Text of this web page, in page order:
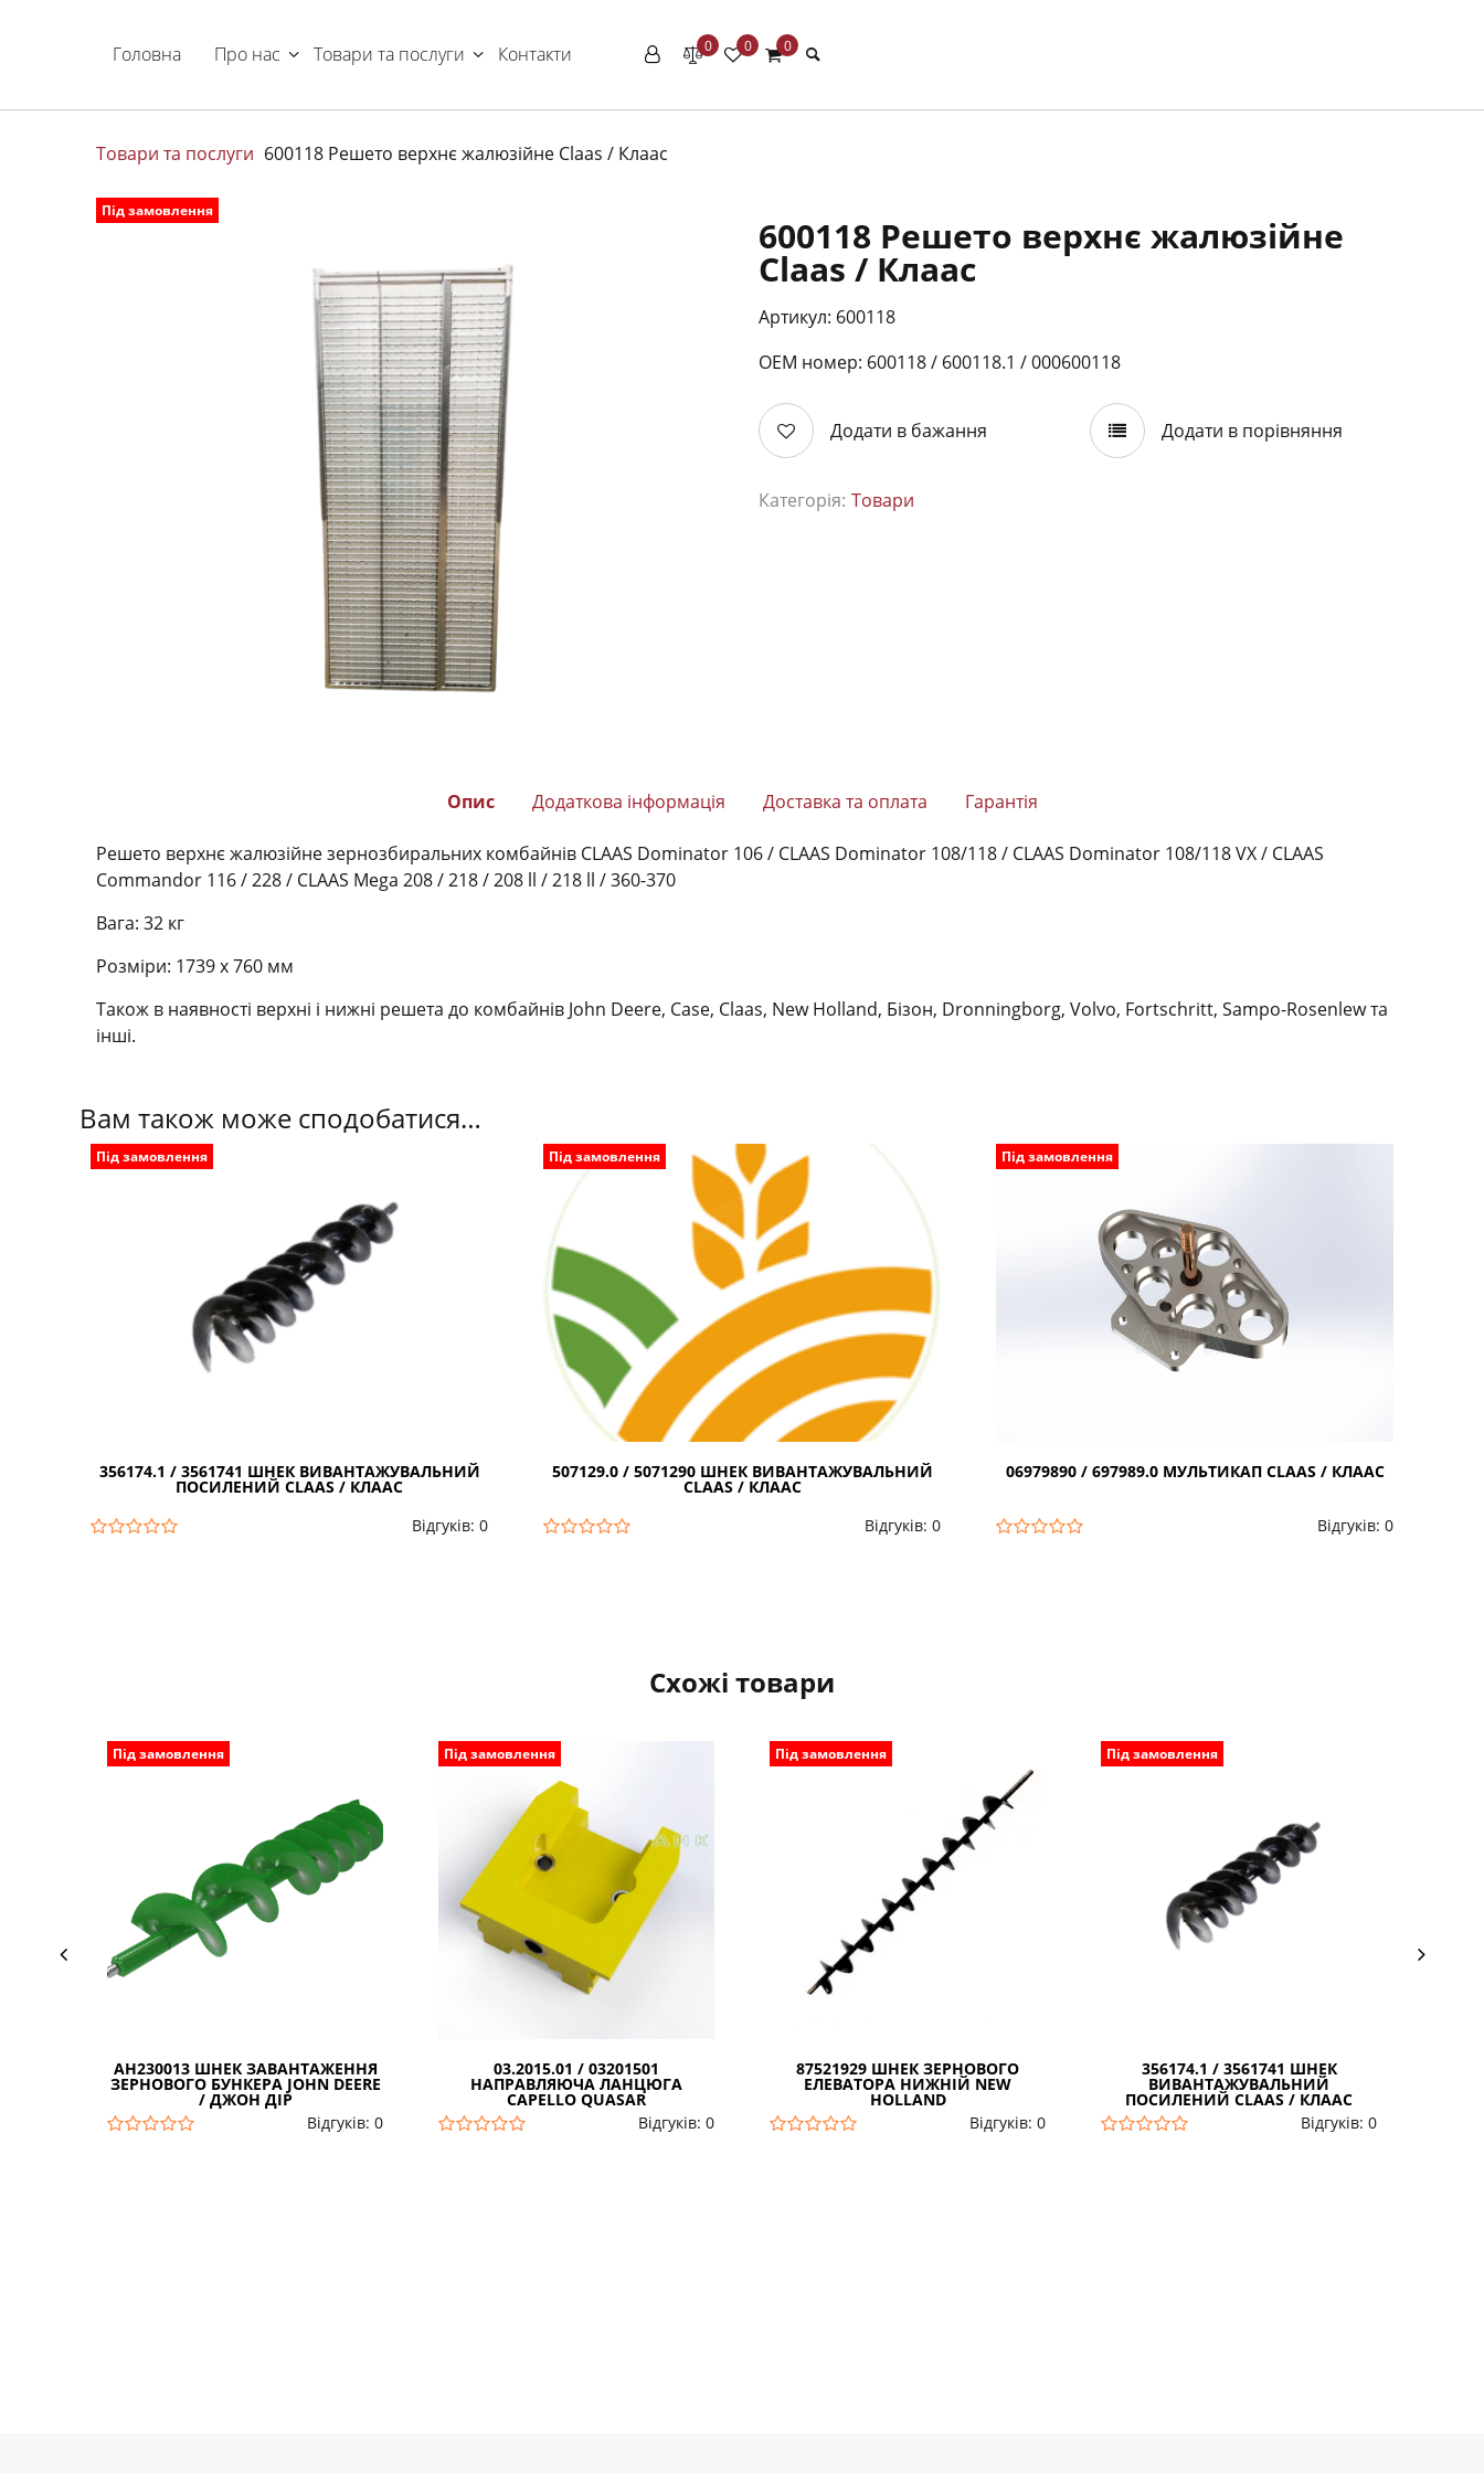
Головна Про нас Товари та послуги Контакти 0 0 0
Товари та послуги 600118 Решето верхнє жалюзійне Claas / Клаас
Під замовлення
600118 Решето верхнє жалюзійне
Claas / Клаас
Артикул: 600118
ОЕМ номер: 600118 / 600118.1 / 000600118
Додати в бажання Додати в порівняння
Категорія: Товари
Опис Додаткова інформація Доставка та оплата Гарантія
Решето верхнє жалюзійне зернозбиральних комбайнів CLAAS Dominator 106 / CLAAS Dominator 108/118 / CLAAS Dominator 108/118 VX / CLAAS
Commandor 116 /228 / CLAAS Mega 208 /218 /208 ll /218 ll /360-370
Вага: 32 кг
Розміри: 1739 x 760 мм
Також в наявності верхні і нижні решета до комбайнів John Deere, Case, Claas, New Holland, Бізон, Dronningborg, Volvo, Fortschritt, Sampo-Rosenlew та
інші.
Вам також може сподобатися…
Під замовлення
356174.1 / 3561741 ШНЕК ВИВАНТАЖУВАЛЬНИЙ
ПОСИЛЕНИЙ CLAAS / КЛААС
Відгуків: 0
Під замовлення
507129.0 / 5071290 ШНЕК ВИВАНТАЖУВАЛЬНИЙ
CLAAS / КЛААС
Відгуків: 0
Під замовлення
06979890 / 697989.0 МУЛЬТИКАП CLAAS / КЛААС
Відгуків: 0
Схожі товари
Під замовлення
AH230013 ШНЕК ЗАВАНТАЖЕННЯ
ЗЕРНОВОГО БУНКЕРА JOHN DEERE
/ ДЖОН ДІР
Відгуків: 0
Під замовлення
03.2015.01 / 03201501
НАПРАВЛЯЮЧА ЛАНЦЮГА
CAPELLO QUASAR
Відгуків: 0
Під замовлення
87521929 ШНЕК ЗЕРНОВОГО
ЕЛЕВАТОРА НИЖНІЙ NEW
HOLLAND
Відгуків: 0
Під замовлення
356174.1 / 3561741 ШНЕК
ВИВАНТАЖУВАЛЬНИЙ
ПОСИЛЕНИЙ CLAAS / КЛААС
Відгуків: 0